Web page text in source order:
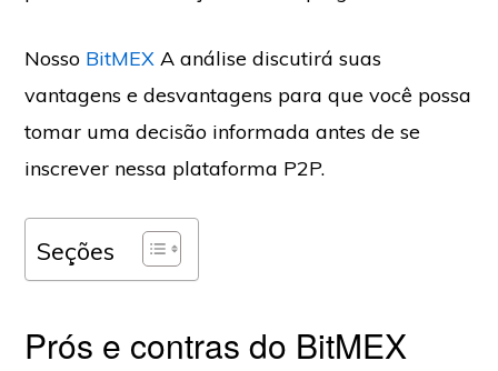
Nosso BitMEX A análise discutirá suas
vantagens e desvantagens para que você possa
tomar uma decisão informada antes de se
inscrever nessa plataforma P2P.
Seções
Prós e contras do BitMEX